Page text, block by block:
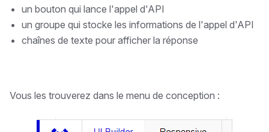
un bouton qui lance l'appel d'API
un groupe qui stocke les informations de l'appel d'API
chaînes de texte pour afficher la réponse
Vous les trouverez dans le menu de conception :